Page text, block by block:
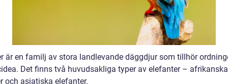
är en familj av stora landlevande däggdjur som tillhör
Det finns två huvudsakliga typer av elefanter – afrikanska
och asiatiska elefanter.